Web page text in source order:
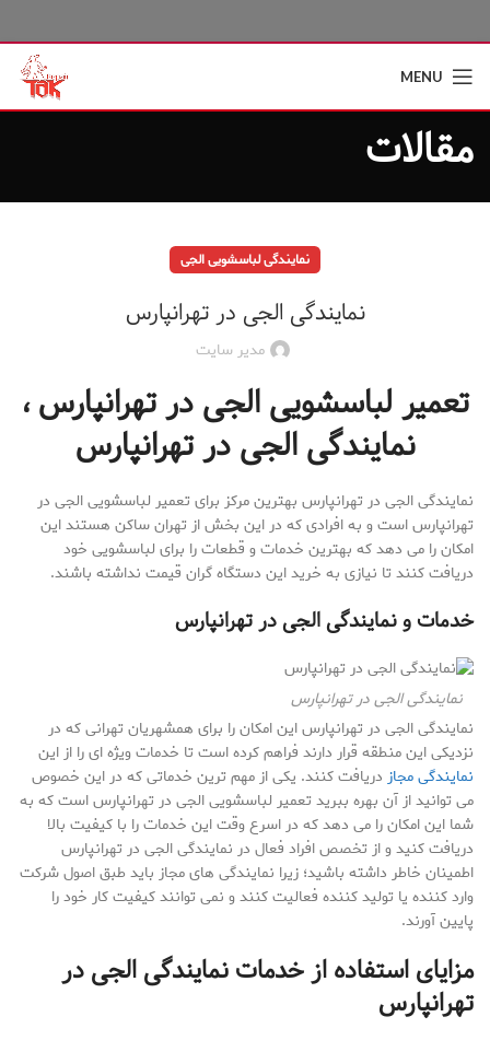
MENU
مقالات
نمایندگی لباسشویی الجی
نمایندگی الجی در تهرانپارس
مدیر سایت
تعمیر لباسشویی الجی در تهرانپارس ،
نمایندگی الجی در تهرانپارس
نمایندگی الجی در تهرانپارس بهترین مرکز برای تعمیر لباسشویی الجی در
تهرانپارس است و به افرادی که در این بخش از تهران ساکن هستند این
امکان را می دهد که بهترین خدمات و قطعات را برای لباسشویی خود
دریافت کنند تا نیازی به خرید این دستگاه گران قیمت نداشته باشند.
خدمات و نمایندگی الجی در تهرانپارس
نمایندگی الجی در تهرانپارس
نمایندگی الجی در تهرانپارس این امکان را برای همشهریان تهرانی که در
نزدیکی این منطقه قرار دارند فراهم کرده است تا خدمات ویژه ای را از این
نمایندگی مجاز دریافت کنند. یکی از مهم ترین خدماتی که در این خصوص
می توانید از آن بهره ببرید تعمیر لباسشویی الجی در تهرانپارس است که به
شما این امکان را می دهد که در اسرع وقت این خدمات را با کیفیت بالا
دریافت کنید و از تخصص افراد فعال در نمایندگی الجی در تهرانپارس
اطمینان خاطر داشته باشید؛ زیرا نمایندگی های مجاز باید طبق اصول شرکت
وارد کننده یا تولید کننده فعالیت کنند و نمی توانند کیفیت کار خود را
پایین آورند.
مزایای استفاده از خدمات نمایندگی الجی در
تهرانپارس